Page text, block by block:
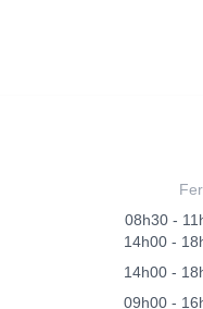
08h30 -
14h00 -
14h00 -
09h00 -